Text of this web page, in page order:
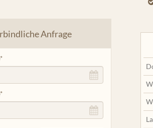
Anfrage
*
*